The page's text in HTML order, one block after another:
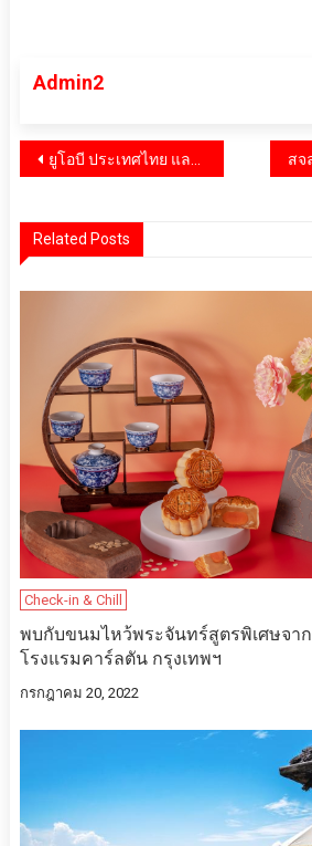
Admin2
แนะแนว
ยูโอบี ประเทศไทย และโครงการร้อยพลังการศึกษา เดินหน้าสร้างความเปลี่ยนแปลงในห้องเรียนห่างไกล ชี้ผลสัมฤทธิ์จริงจากการเรียนรู้ดิจิทัล
Related Posts
Check-in & Chill
พบกับขนมไหว้พระจันทร์สูตรพิเศษจา
โรงแรมคาร์ลตัน กรุงเทพฯ
กรกฎาคม 20, 2022